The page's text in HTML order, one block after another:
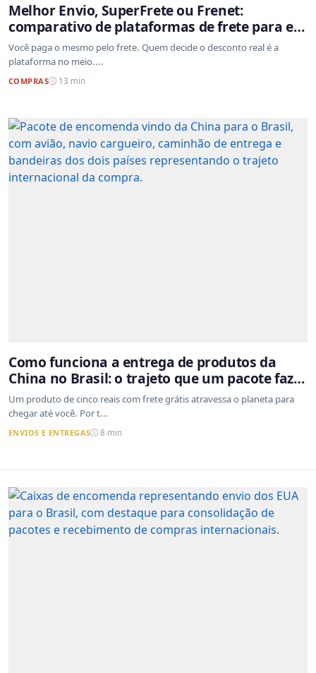
Melhor Envio, SuperFrete ou Frenet:
comparativo de plataformas de frete para e-
commerce
Você paga o mesmo pelo frete. Quem decide o desconto real é a
plataforma no meio....
COMPRAS 13 min
Como funciona a entrega de produtos da
China no Brasil: o trajeto que um pacote faz
do outro lado do mundo até a sua casa
Um produto de cinco reais com frete grátis atravessa o planeta para
chegar até você. Por t...
ENVIOS E ENTREGAS 8 min